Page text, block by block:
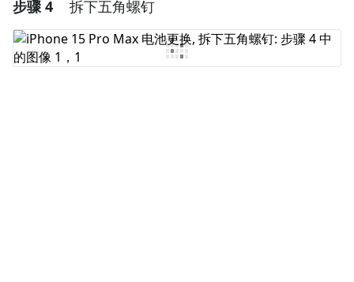
添加一条评论
添加评论
步骤 4 拆下五角螺钉